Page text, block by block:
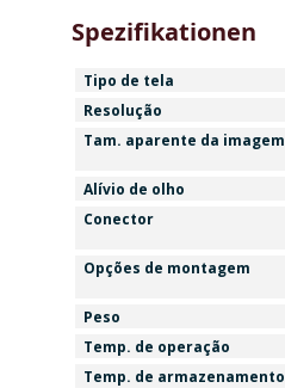
Spezifikationen
Tipo de tela
Resolução
Tam. aparente da imagem
Alívio de olho
Conector
Opções de montagem
Peso
Temp. de operação
Temp. de armazenamento